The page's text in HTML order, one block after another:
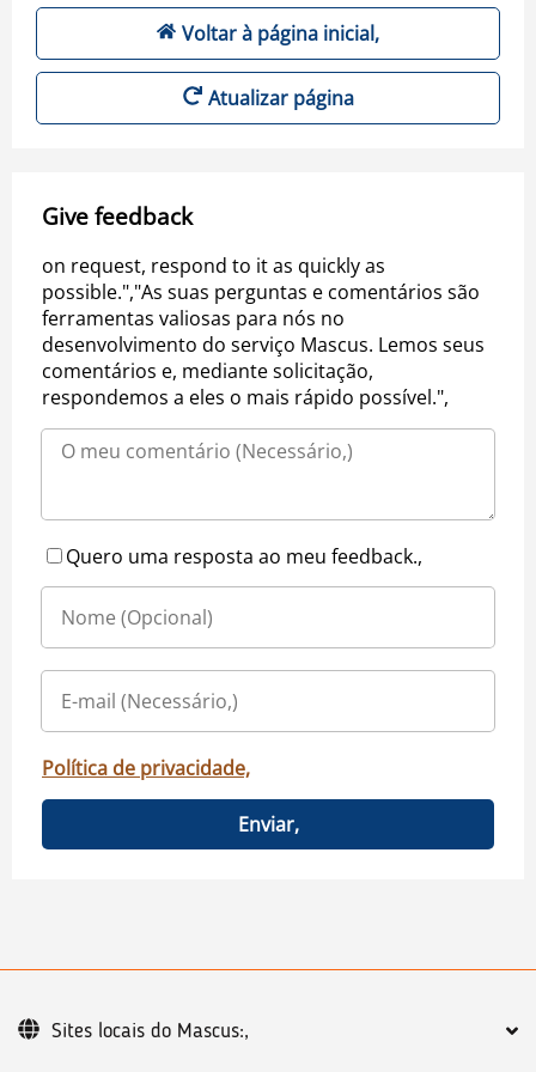
Voltar à página inicial,
Atualizar página
Give feedback
on request, respond to it as quickly as
possible.","As suas perguntas e comentários são
ferramentas valiosas para nós no
desenvolvimento do serviço Mascus. Lemos seus
comentários e, mediante solicitação,
respondemos a eles o mais rápido possível.",
Quero uma resposta ao meu feedback.,
Política de privacidade,
Enviar,
Sites locais do Mascus:,